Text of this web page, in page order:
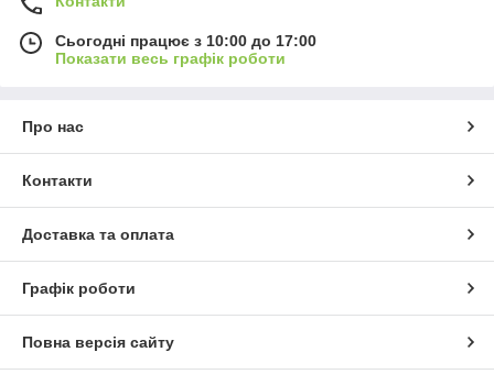
Сьогодні працює з 10:00 до 17:00
Показати весь графік роботи
Про нас
Контакти
Доставка та оплата
Графік роботи
Повна версія сайту